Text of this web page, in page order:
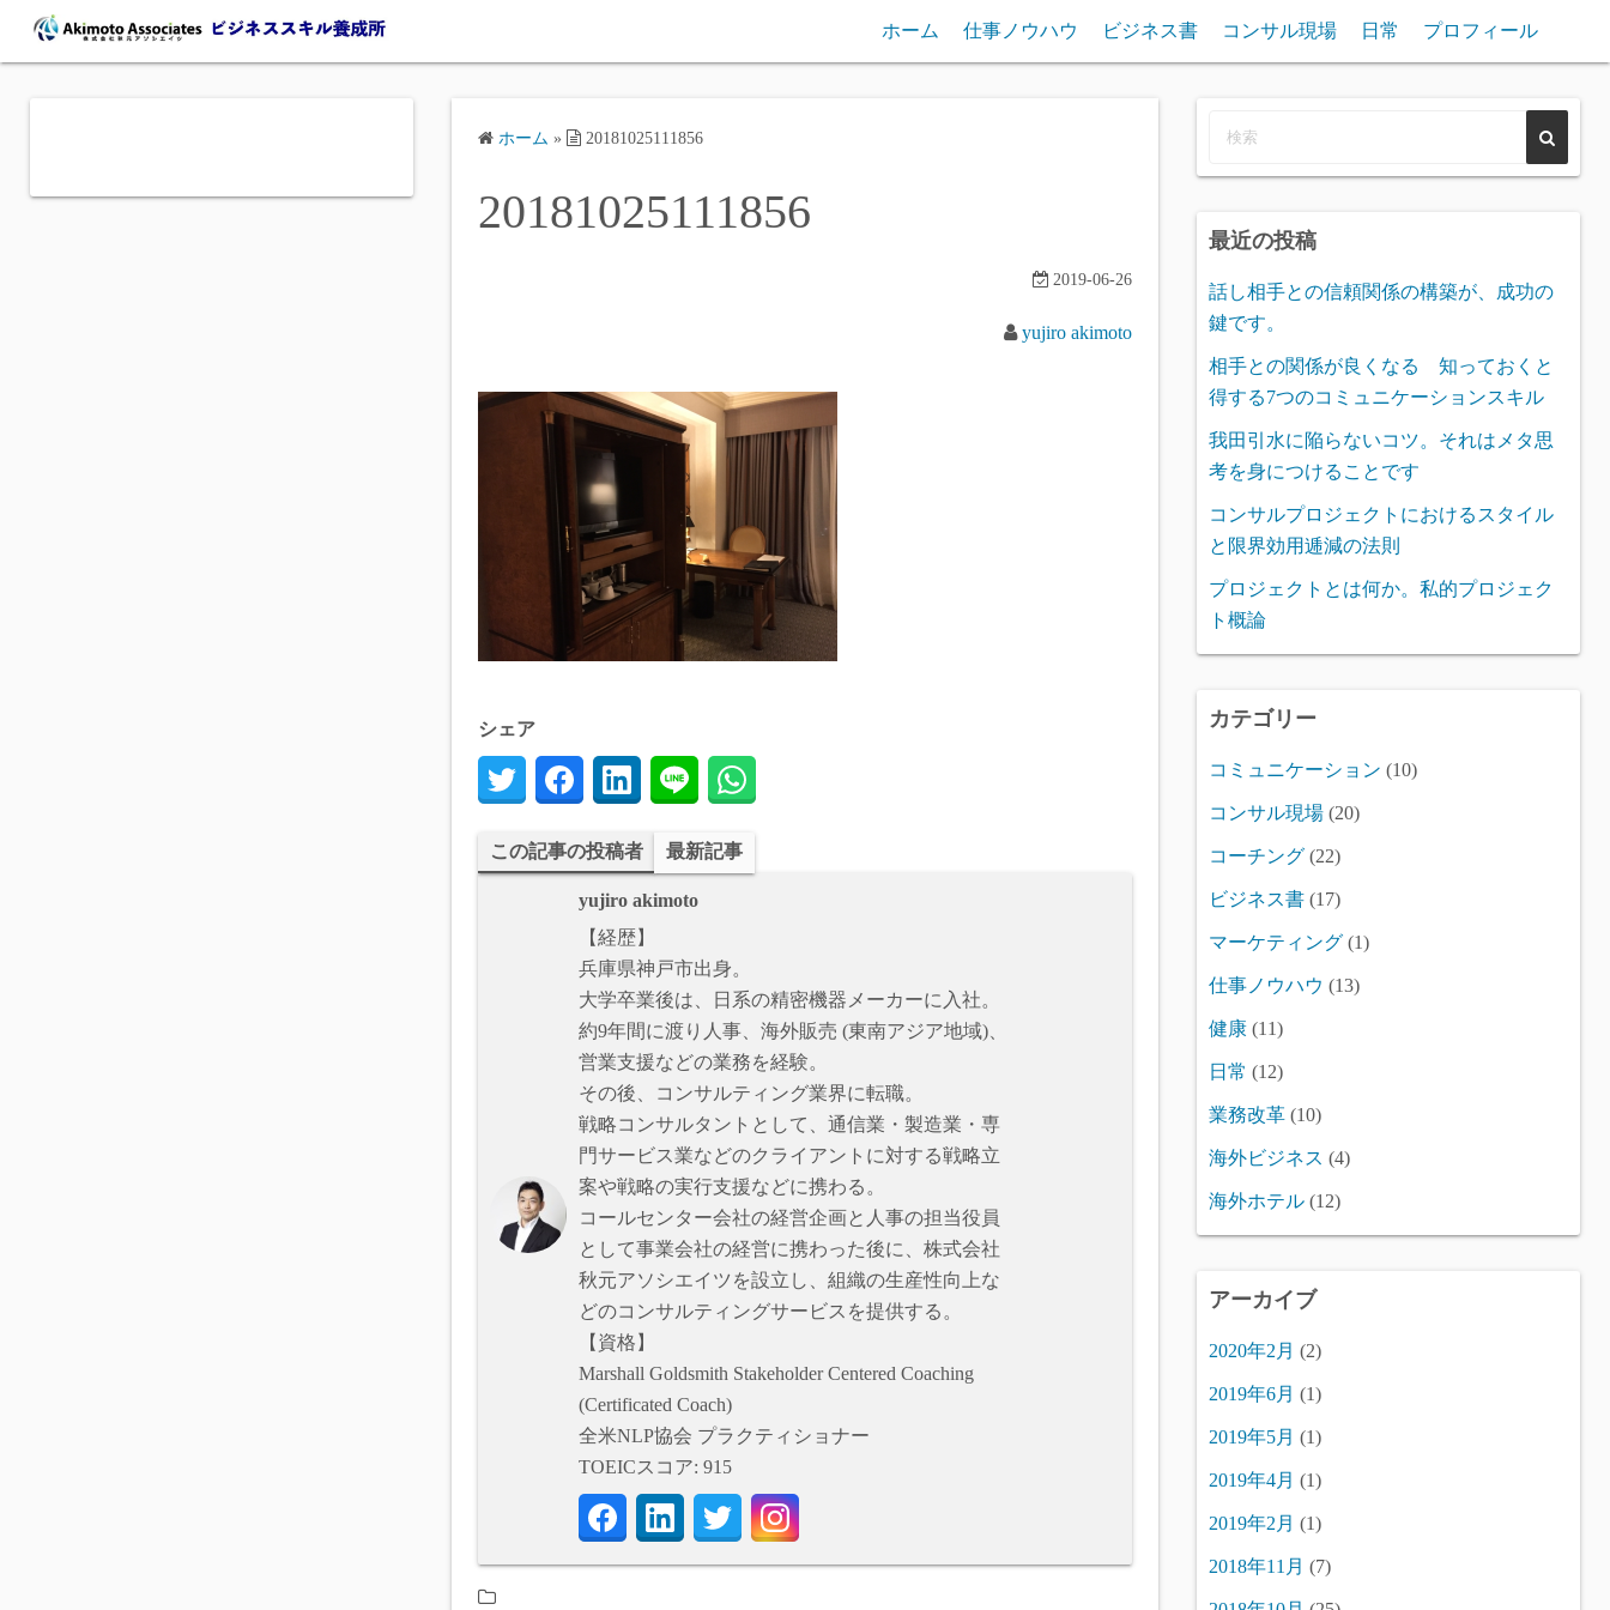
ホーム 仕事ノウハウ ビジネス書 コンサル現場 日常 プロフィール
ホーム » 20181025111856
20181025111856
2019-06-26
yujiro akimoto
シェア
この記事の投稿者 最新記事
yujiro akimoto
【経歴】
兵庫県神戸市出身。
大学卒業後は、日系の精密機器メーカーに入社。
約9年間に渡り人事、海外販売 (東南アジア地域)、
営業支援などの業務を経験。
その後、コンサルティング業界に転職。
戦略コンサルタントとして、通信業・製造業・専
門サービス業などのクライアントに対する戦略立
案や戦略の実行支援などに携わる。
コールセンター会社の経営企画と人事の担当役員
として事業会社の経営に携わった後に、株式会社
秋元アソシエイツを設立し、組織の生産性向上な
どのコンサルティングサービスを提供する。
【資格】
Marshall Goldsmith Stakeholder Centered Coaching
(Certificated Coach)
全米NLP協会 プラクティショナー
TOEICスコア: 915
最近の投稿
話し相手との信頼関係の構築が、成功の
鍵です。
相手との関係が良くなる 知っておくと
得する7つのコミュニケーションスキル
我田引水に陥らないコツ。それはメタ思
考を身につけることです
コンサルプロジェクトにおけるスタイル
と限界効用逓減の法則
プロジェクトとは何か。私的プロジェク
ト概論
カテゴリー
コミュニケーション (10)
コンサル現場 (20)
コーチング (22)
ビジネス書 (17)
マーケティング (1)
仕事ノウハウ (13)
健康 (11)
日常 (12)
業務改革 (10)
海外ビジネス (4)
海外ホテル (12)
アーカイブ
2020年2月 (2)
2019年6月 (1)
2019年5月 (1)
2019年4月 (1)
2019年2月 (1)
2018年11月 (7)